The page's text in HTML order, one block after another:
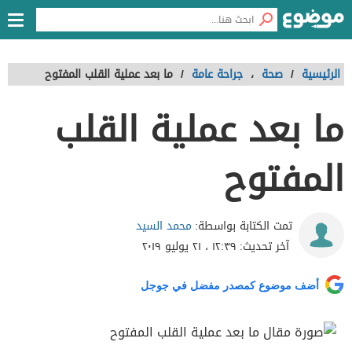
الرئيسية / صحة ، جراحة عامة / ما بعد عملية القلب المفتوح
ما بعد عملية القلب
المفتوح
تمت الكتابة بواسطة: محمد السيد
آخر تحديث: ١٢:٣٩ ، ٢١ يوليو ٢٠١٩
أضف موضوع كمصدر مفضل في جوجل